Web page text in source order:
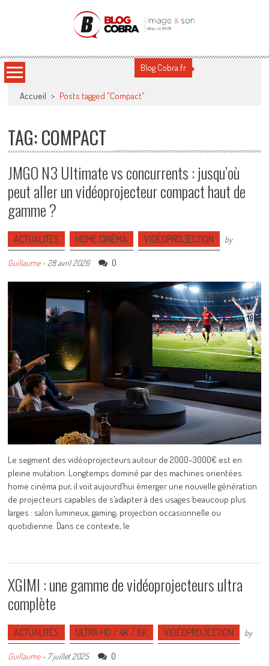
Blog Cobra
Blog Cobra.fr
Accueil > Posts tagged "Compact"
TAG: COMPACT
JMGO N3 Ultimate vs concurrents : jusqu’où
peut aller un vidéoprojecteur compact haut de
gamme ?
ACTUALITÉS HOME CINÉMA VIDÉOPROJECTION by
Guillaume- 28 avril 2026 0
Le segment des vidéoprojecteurs autour de 2000–3000€ est en
pleine mutation. Longtemps dominé par des machines orientées
home cinéma pur, il voit aujourd’hui émerger une nouvelle génération
de projecteurs capables de s’adapter à des usages beaucoup plus
larges : salon lumineux, gaming, projection occasionnelle ou
quotidienne. Dans ce contexte, le
XGIMI : une gamme de vidéoprojecteurs ultra
complète
ACTUALITÉS ULTRA HD / 4K / 8K VIDÉOPROJECTION by
Guillaume- 7 juillet 2025 0